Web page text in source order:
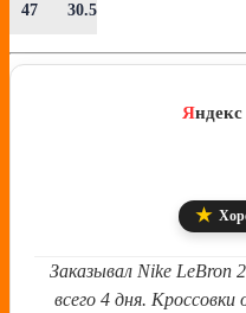
47 30.5
Я
★
Заказывал Nike LeBron
всего 4 дня. Кроссовки